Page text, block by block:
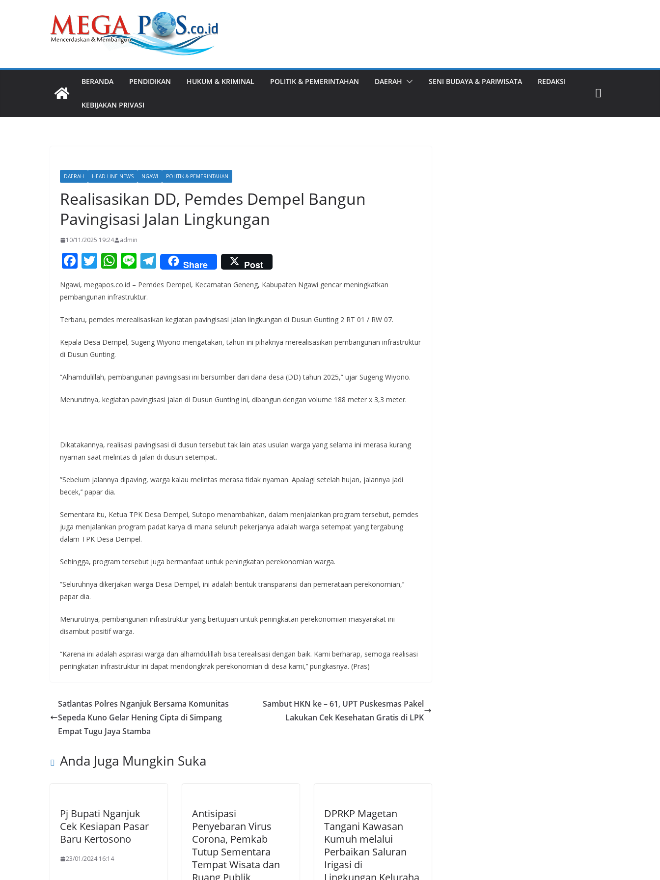
BERANDA PENDIDIKAN HUKUM & KRIMINAL POLITIK & PEMERINTAHAN DAERAH SENI BUDAYA & PARIWISATA REDAKSI
KEBIJAKAN PRIVASI
DAERAH HEAD LINE NEWS NGAWI POLITIK & PEMERINTAHAN
Realisasikan DD, Pemdes Dempel Bangun
Pavingisasi Jalan Lingkungan
10/11/2025 19:24 admin
F
e
b
o
o
k
T
itt
W
at
A
p
Li
e
T
el
e
a
m
Share Post
Ngawi, megapos.co.id – Pemdes Dempel, Kecamatan Geneng, Kabupaten Ngawi gencar meningkatkan
pembangunan infrastruktur.
Terbaru, pemdes merealisasikan kegiatan pavingisasi jalan lingkungan di Dusun Gunting 2 RT 01 / RW 07.
Kepala Desa Dempel, Sugeng Wiyono mengatakan, tahun ini pihaknya merealisasikan pembangunan infrastruktur
di Dusun Gunting.
”Alhamdulillah, pembangunan pavingisasi ini bersumber dari dana desa (DD) tahun 2025,” ujar Sugeng Wiyono.
Menurutnya, kegiatan pavingisasi jalan di Dusun Gunting ini, dibangun dengan volume 188 meter x 3,3 meter.
Dikatakannya, realisasi pavingisasi di dusun tersebut tak lain atas usulan warga yang selama ini merasa kurang
nyaman saat melintas di jalan di dusun setempat.
”Sebelum jalannya dipaving, warga kalau melintas merasa tidak nyaman. Apalagi setelah hujan, jalannya jadi
becek,’’ papar dia.
Sementara itu, Ketua TPK Desa Dempel, Sutopo menambahkan, dalam menjalankan program tersebut, pemdes
juga menjalankan program padat karya di mana seluruh pekerjanya adalah warga setempat yang tergabung
dalam TPK Desa Dempel.
Sehingga, program tersebut juga bermanfaat untuk peningkatan perekonomian warga.
”Seluruhnya dikerjakan warga Desa Dempel, ini adalah bentuk transparansi dan pemerataan perekonomian,’’
papar dia.
Menurutnya, pembangunan infrastruktur yang bertujuan untuk peningkatan perekonomian masyarakat ini
disambut positif warga.
“Karena ini adalah aspirasi warga dan alhamdulillah bisa terealisasi dengan baik. Kami berharap, semoga realisasi
peningkatan infrastruktur ini dapat mendongkrak perekonomian di desa kami,’’ pungkasnya. (Pras)
Satlantas Polres Nganjuk Bersama Komunitas
Sepeda Kuno Gelar Hening Cipta di Simpang
Empat Tugu Jaya Stamba
Sambut HKN ke – 61, UPT Puskesmas Pakel
Lakukan Cek Kesehatan Gratis di LPK
Anda Juga Mungkin Suka
Pj Bupati Nganjuk
Cek Kesiapan Pasar
Baru Kertosono
23/01/2024 16:14
Antisipasi
Penyebaran Virus
Corona, Pemkab
Tutup Sementara
Tempat Wisata dan
DPRKP Magetan
Tangani Kawasan
Kumuh melalui
Perbaikan Saluran
Irigasi di